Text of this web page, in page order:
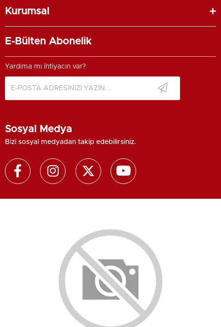
Kurumsal
E-Bülten Abonelik
Yardıma mı ihtiyacın var?
Sosyal Medya
Bizi sosyal medyadan takip edebilirsiniz.